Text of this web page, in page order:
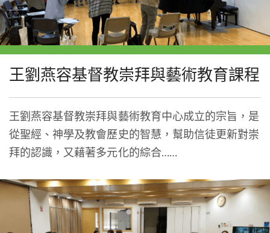
王劉燕容基督教崇拜與藝術教育課程
王劉燕容基督教崇拜與藝術教育中心成立的宗旨，是
從聖經、神學及教會歷史的智慧，幫助信徒更新對崇
拜的認識，又藉著多元化的綜合……